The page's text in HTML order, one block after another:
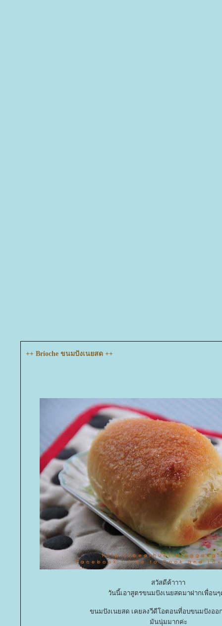
++ Brioche ขนมปังเนยสด ++
สวัสดีค้าาาา
วันนี้เอาสูตรขนมปังเนยสดมาฝากเพื่อนๆ
ขนมปังเนยสด เคยลงวีดีโอตอนที่อบขนมปังออ
มันนุ่มมากค่ะ